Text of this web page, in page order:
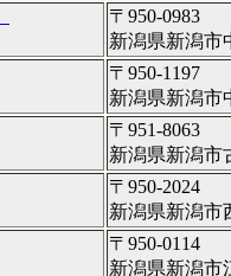
〒950-0983
新潟県新潟市
〒950-1197
新潟県新潟市
〒951-8063
新潟県新潟市
〒950-2024
新潟県新潟市
〒950-0114
新潟県新潟市